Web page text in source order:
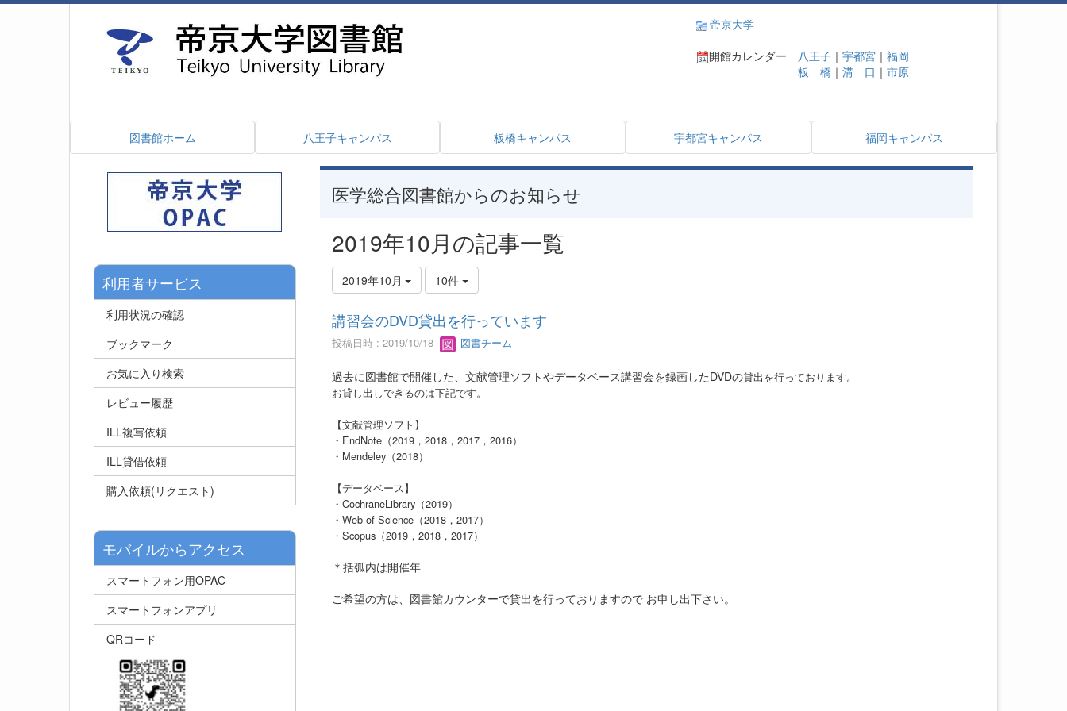
帝京大学
開館カレンダー 八王子｜ 宇都宮｜ 福岡
板 橋 ｜ 溝 口 ｜ 市原
図書館ホーム 八王子キャンパス 板橋キャンパス 宇都宮キャンパス 福岡キャンパス
医学総合図書館からのお知らせ
2019年10月の記事一覧
2019年10月 10件
講習会のDVD貸出を行っています
投稿日時 : 2019/10/18 図書チーム
過去に図書館で開催した、文献管理ソフトやデータベース講習会を録画したDVDの貸出を行っております。
お貸し出しできるのは下記です。
【文献管理ソフト】
・ EndNote（2019，2018，2017，2016）
・Mendeley（2018）
【データベース】
・CochraneLibrary（2019）
・Web of Science（2018，2017）
・Scopus（2019，2018，2017）
＊括弧内は開催年
ご希望の方は、図書館カウンターで貸出を行っておりますので お申し出下さい。
利用者サービス
利用状況の確認
ブックマーク
お気に入り検索
レビュー履歴
ILL複写依頼
ILL貸借依頼
購入依頼(リクエスト)
モバイルからアクセス
スマートフォン用OPAC
スマートフォンアプリ
QRコード